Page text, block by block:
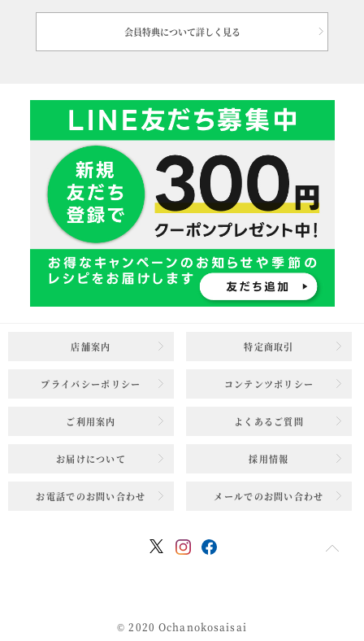
会員特典について詳しく見る
店舗案内 特定商取引
プライバシーポリシー コンテンツポリシー
ご利用案内 よくあるご質問
お届けについて 採用情報
お電話でのお問い合わせ メールでのお問い合わせ
© 2020 Ochanokosaisai